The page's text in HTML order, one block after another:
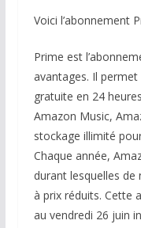
Voici l’abonnement
Prime est
avantages. Il permet
gratuite en 24
Amazon Music,
stockage illimité
Chaque année,
durant lesquelles
à prix réduits. Cette
au vendredi 26 juin